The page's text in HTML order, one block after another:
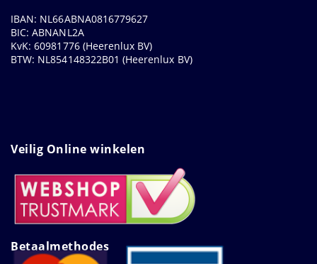
IBAN: NL66ABNA0816779627
BIC: ABNANL2A
KvK: 60981776 (Heerenlux BV)
BTW: NL854148322B01 (Heerenlux BV)
Veilig Online winkelen
Betaalmethodes